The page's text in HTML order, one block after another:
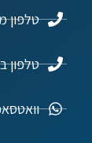
טלפון משרד:
טלפון ביוון: 30-
וואטסאפ: 055-